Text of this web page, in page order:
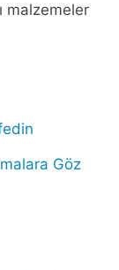
malzemeler
Göz